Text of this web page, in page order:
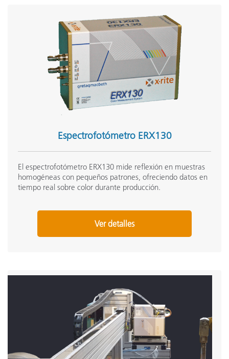
Espectrofotómetro ERX130
El espectrofotómetro ERX130 mide reflexión en muestras
homogéneas con pequeños patrones, ofreciendo datos en
tiempo real sobre color durante producción.
Ver detalles